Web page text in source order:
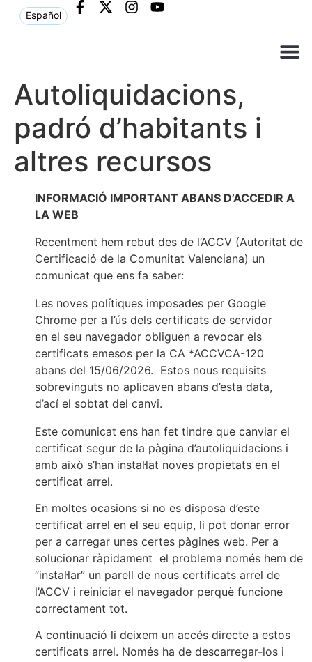
Español
Autoliquidacions,
padró d’habitants i
altres recursos
INFORMACIÓ IMPORTANT ABANS D’ACCEDIR A
LA WEB
Recentment hem rebut des de l’ACCV (Autoritat de
Certificació de la Comunitat Valenciana) un
comunicat que ens fa saber:
Les noves polítiques imposades per Google
Chrome per a l’ús dels certificats de servidor
en el seu navegador obliguen a revocar els
certificats emesos per la CA *ACCVCA-120
abans del 15/06/2026. Estos nous requisits
sobrevinguts no aplicaven abans d’esta data,
d’ací el sobtat del canvi.
Este comunicat ens han fet tindre que canviar el
certificat segur de la pàgina d’autoliquidacions i
amb això s’han instal·lat noves propietats en el
certificat arrel.
En moltes ocasions si no es disposa d’este
certificat arrel en el seu equip, li pot donar error
per a carregar unes certes pàgines web. Per a
solucionar ràpidament el problema només hem de
“instal·lar” un parell de nous certificats arrel de
l’ACCV i reiniciar el navegador perquè funcione
correctament tot.
A continuació li deixem un accés directe a estos
certificats arrel. Només ha de descarregar-los i